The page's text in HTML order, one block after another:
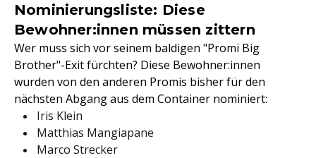
Nominierungsliste: Diese
Bewohner:innen müssen zittern
Wer muss sich vor seinem baldigen "Promi Big
Brother"-Exit fürchten? Diese Bewohner:innen
wurden von den anderen Promis bisher für den
nächsten Abgang aus dem Container nominiert:
Iris Klein
Matthias Mangiapane
Marco Strecker